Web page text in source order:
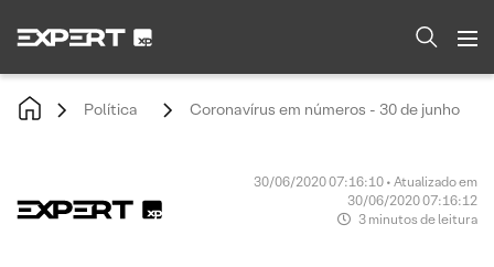
Política Coronavírus em números - 30 de junho
30/06/2020 07:16:10 • Atualizado em
30/06/2020 07:16:12
3 minutos de leitura